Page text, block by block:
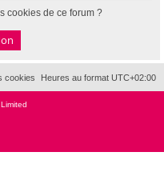
c
cookies de ce forum ?
Heures au format UTC+02:00
cookies